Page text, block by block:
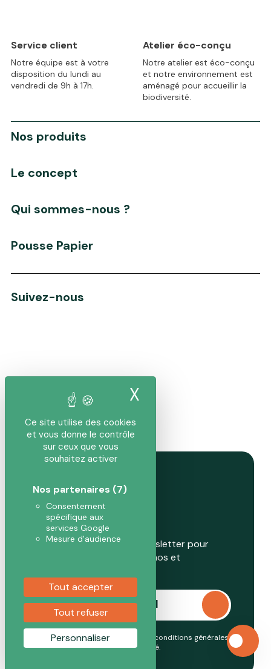
Ce site utilise des cookies
et vous donne le contrôle
sur ceux que vous
souhaitez activer
Nos partenaires (7)
Consentement
spécifique aux
services Google
Mesure d'audience
Tout accepter
Tout refuser
Personnaliser
X
Service client
Notre équipe est à votre
disposition du lundi au
vendredi de 9h à 17h.
Atelier éco-conçu
Notre atelier est éco-conçu
et notre environnement est
aménagé pour accueillir la
biodiversité.
78 114 Magny les Hameaux
01 39 56 15 30
bonjour@poussepapier.fr
Recevez notre
newsletter
Abonnez-vous à notre newsletter pour
rester au courant des promos et
En continuant, vous acceptez nos conditions générales
et notrepolitique de confidentialité.
Nos produits
Le concept
Qui sommes-nous ?
Pousse Papier
Suivez-nous